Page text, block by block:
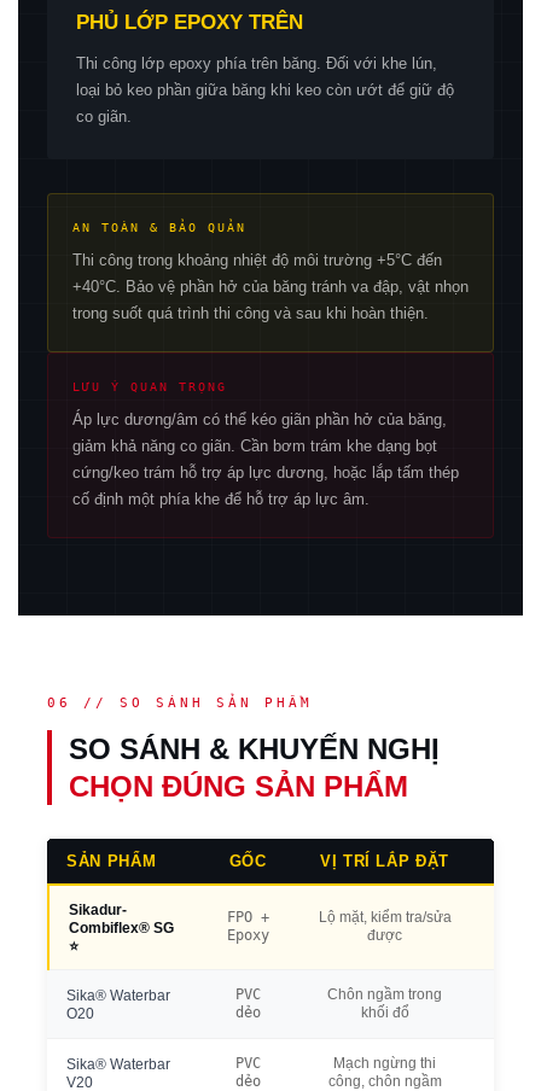
PHỦ LỚP EPOXY TRÊN
Thi công lớp epoxy phía trên băng. Đối với khe lún,
loại bỏ keo phần giữa băng khi keo còn ướt để giữ độ
co giãn.
AN TOÀN & BẢO QUẢN
Thi công trong khoảng nhiệt độ môi trường +5°C đến
+40°C. Bảo vệ phần hở của băng tránh va đập, vật nhọn
trong suốt quá trình thi công và sau khi hoàn thiện.
LƯU Ý QUAN TRỌNG
Áp lực dương/âm có thể kéo giãn phần hở của băng,
giảm khả năng co giãn. Cần bơm trám khe dạng bọt
cứng/keo trám hỗ trợ áp lực dương, hoặc lắp tấm thép
cố định một phía khe để hỗ trợ áp lực âm.
06 // SO SÁNH SẢN PHẨM
SO SÁNH & KHUYẾN NGHỊ
CHỌN ĐÚNG SẢN PHẨM
SẢN PHẨM GỐC VỊ TRÍ LẮP ĐẶT
Sikadur-
Combiflex® SG
⭐
FPO +
Epoxy
Lộ mặt, kiểm tra/sửa
được
Sika® Waterbar
O20
PVC
dẻo
Chôn ngầm trong
khối đổ
Sika® Waterbar
V20
PVC
dẻo
Mạch ngừng thi
công, chôn ngầm